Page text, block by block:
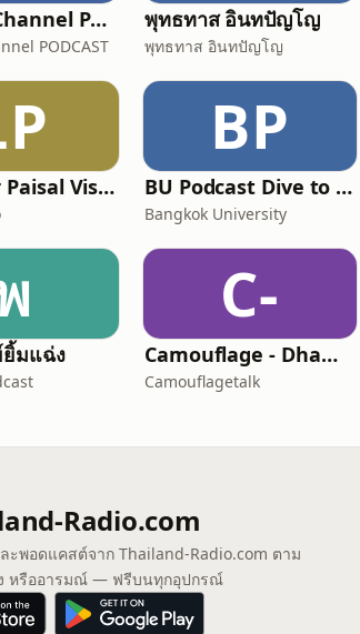
Mahidol Channel PODCAST
PODCAST
พุทธทาส อินทปัญโญ
พุทธทาส อินทปัญโญ
Luangpor Paisal Visalo‘s Podcast (ธรรมะ จาก หลวงพ่อไพศาล วิสาโล)
BP
BU Podcast Dive to Lock in
Bangkok University
มแฉ่ง
C-
Camouflage - Dhamma Talk
Camouflagetalk
Radio.com
ะพอดแคสต์จาก Thailand-Radio.com ตาม
ง หรืออารมณ์ — ฟรีบนทุกอุปกรณ์